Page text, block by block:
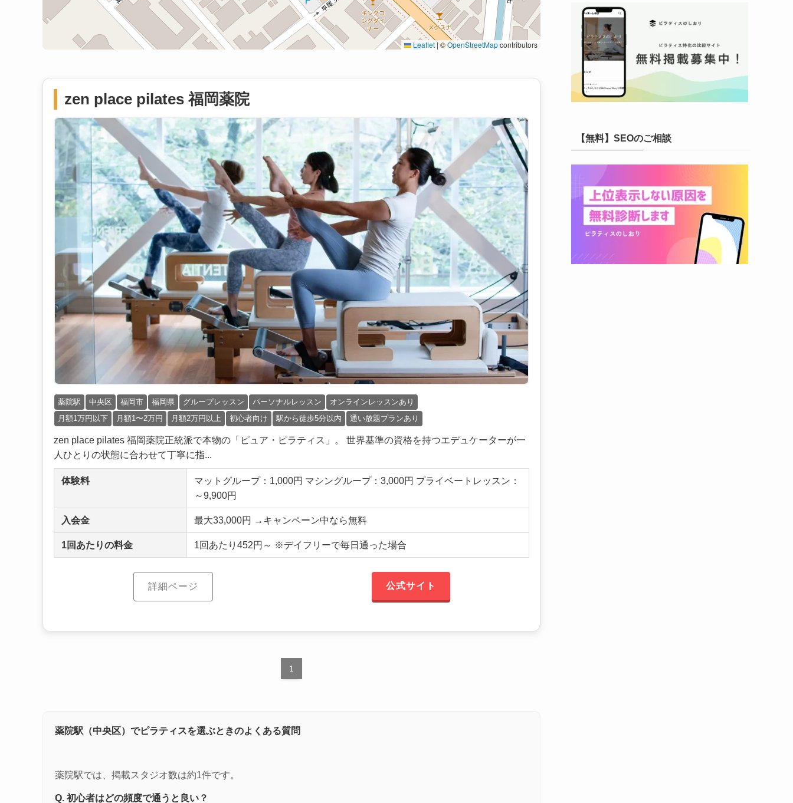
Leaflet|©OpenStreetMapcontributors
zen place pilates 福岡薬院
薬院駅 中央区 福岡市 福岡県 グループレッスン パーソナルレッスン
オンラインレッスンあり
月額1万円以下
月額1〜2万円 月額2万円以上 初心者向け 駅から徒歩5分以内 通い放題プランあり
zen place pilates 福岡薬院正統派で本物の「ピュア・ピラティス」。 世界基準の資格を持つエデュケーターが一
人ひとりの状態に合わせて丁寧に指...
体験料
マットグループ：1,000円 マシングループ：3,000円 プライベートレッスン：
～9,900円
入会金 最大33,000円 →キャンペーン中なら無料
1回あたりの料金 1回あたり452円～ ※デイフリーで毎日通った場合
詳細ページ 公式サイト
1
薬院駅（中央区）でピラティスを選ぶときのよくある質問
薬院駅では、掲載スタジオ数は約1件です。
Q. 初心者はどの頻度で通うと良い？
【無料】SEOのご相談